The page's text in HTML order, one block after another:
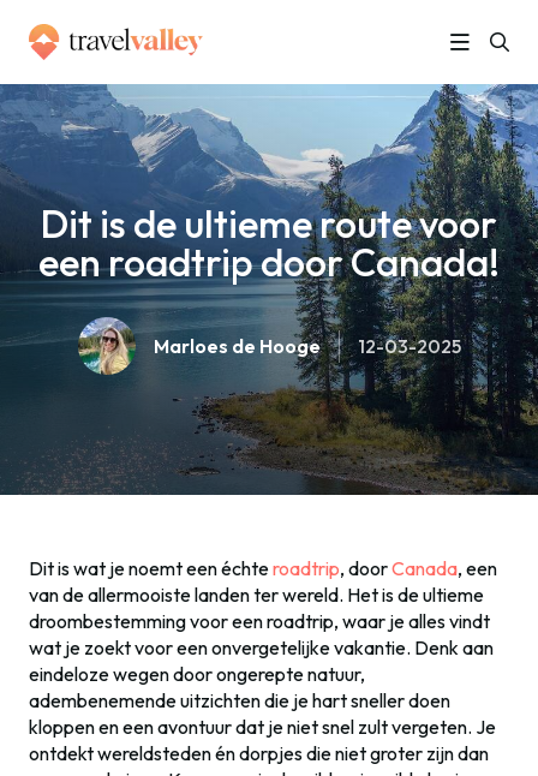
Home »
Dit is de ultieme route voor
een roadtrip door Canada!
Marloes de Hooge 12-03-2025
Dit is wat je noemt een échteroadtrip, doorCanada, een
van de allermooiste landen ter wereld. Het is de ultieme
droombestemming voor een roadtrip, waar je alles vindt
wat je zoekt voor een onvergetelijke vakantie. Denk aan
eindeloze wegen door ongerepte natuur,
adembenemende uitzichten die je hart sneller doen
kloppen en een avontuur dat je niet snel zult vergeten. Je
ontdekt wereldsteden én dorpjes die niet groter zijn dan